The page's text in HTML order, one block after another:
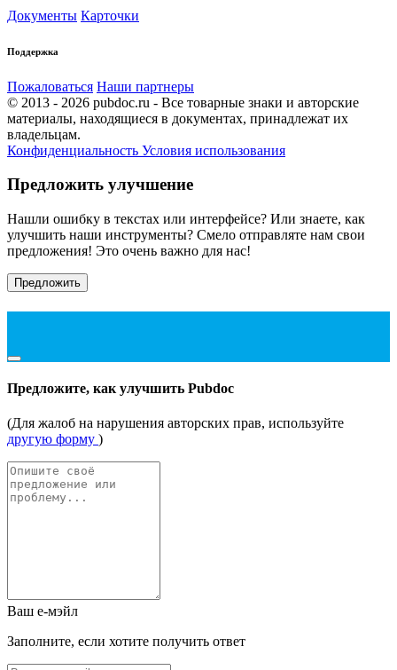
Документы Карточки
Поддержка
Пожаловаться Наши партнеры
© 2013 - 2026 pubdoc.ru - Все товарные знаки и авторские
материалы, находящиеся в документах, принадлежат их
владельцам.
Конфиденциальность Условия использования
Предложить улучшение
Нашли ошибку в текстах или интерфейсе? Или знаете, как
улучшить наши инструменты? Смело отправляте нам свои
предложения! Это очень важно для нас!
Предложить
Предложите, как улучшить Pubdoc
(Для жалоб на нарушения авторских прав, используйте
другую форму )
Ваш е-мэйл
Заполните, если хотите получить ответ